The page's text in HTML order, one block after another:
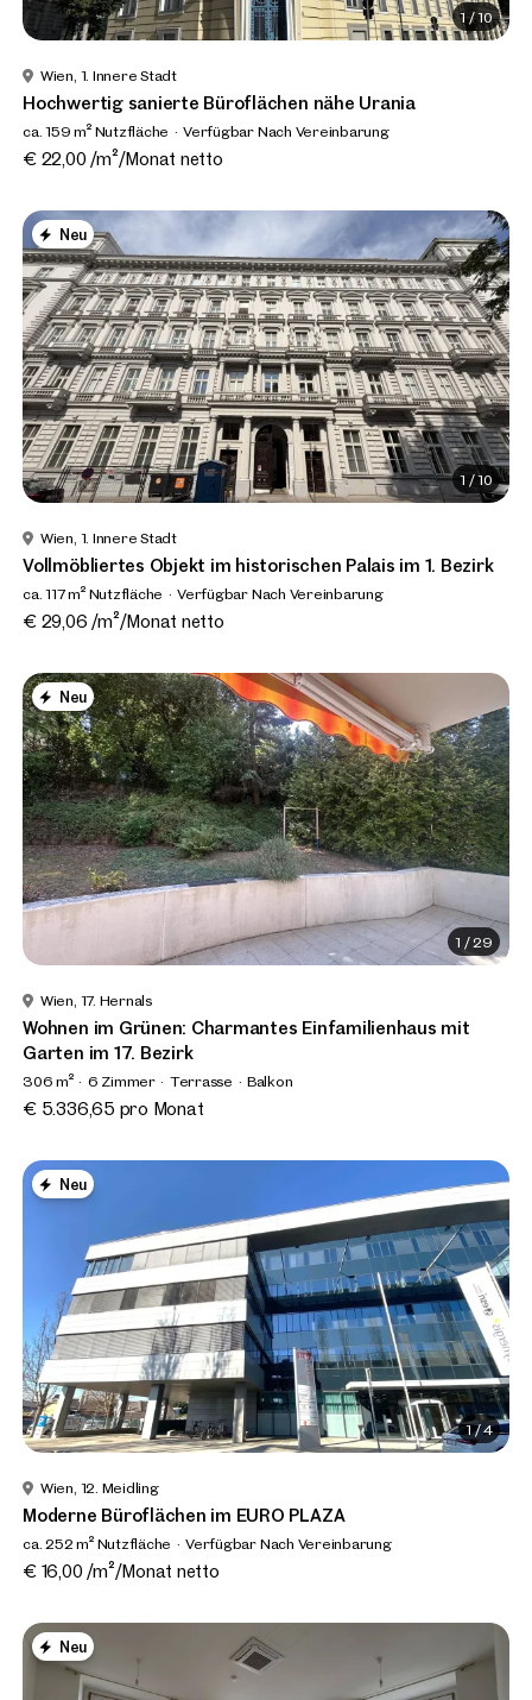
1/10
Wien, 1. Innere Stadt
Hochwertig sanierte Büroflächen nähe Urania
ca. 159 m² Nutzfläche Verfügbar Nach Vereinbarung
€ 22,00 /m²/Monat netto
Neu
1 /10
Wien, 1. Innere Stadt
Vollmöbliertes Objekt im historischen Palais im 1. Bezirk
ca. 117 m² Nutzfläche Verfügbar Nach Vereinbarung
€ 29,06 /m²/Monat netto
Neu
1 /29
Wien, 17. Hernals
Wohnen im Grünen: Charmantes Einfamilienhaus mit
Garten im 17. Bezirk
306 m² 6 Zimmer Terrasse Balkon
€ 5.336,65 pro Monat
Neu
1/4
Wien, 12. Meidling
Moderne Büroflächen im EURO PLAZA
ca. 252 m² Nutzfläche Verfügbar Nach Vereinbarung
€ 16,00 /m²/Monat netto
Neu